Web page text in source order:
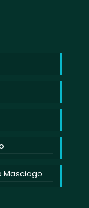
Masciago